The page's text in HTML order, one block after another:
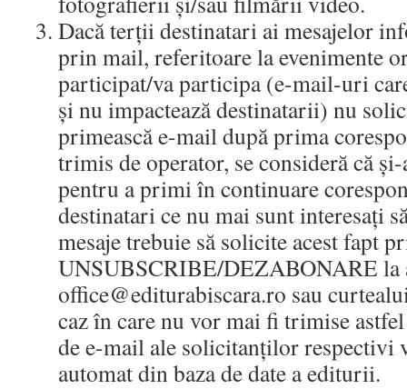
Dacă terții destinatari ai mesajelor
prin mail, referitoare la evenimente
participat/va participa (e-mail-uri
și nu impactează destinatarii) nu
primească e-mail după prima
trimis de operator, se consideră că
pentru a primi în continuare
destinatari ce nu mai sunt interesați
mesaje trebuie să solicite acest fapt
UNSUBSCRIBE/DEZABONARE la
office@editurabiscara.ro sau
caz în care nu vor mai fi trimise
de e-mail ale solicitanților respectivi
automat din baza de date a editurii.